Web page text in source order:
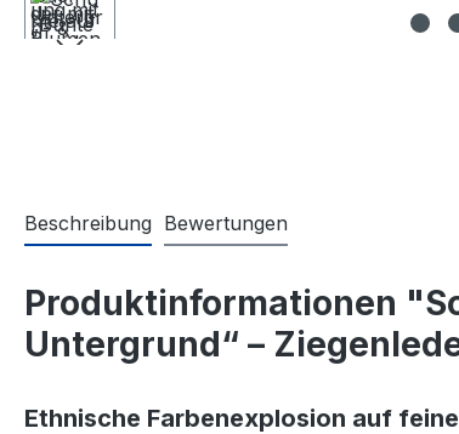
Beschreibung Bewertungen
Produktinformationen
Untergrund“ –
Ethnische Farbenexplosion auf